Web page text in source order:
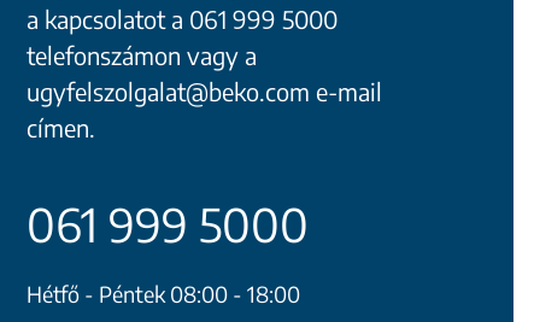
a kapcsolatot a 061 999 5000
telefonszámon vagy a
ugyfelszolgalat@beko.com e-mail
címen.
061 999 5000
Hétfő - Péntek 08:00 - 18:00